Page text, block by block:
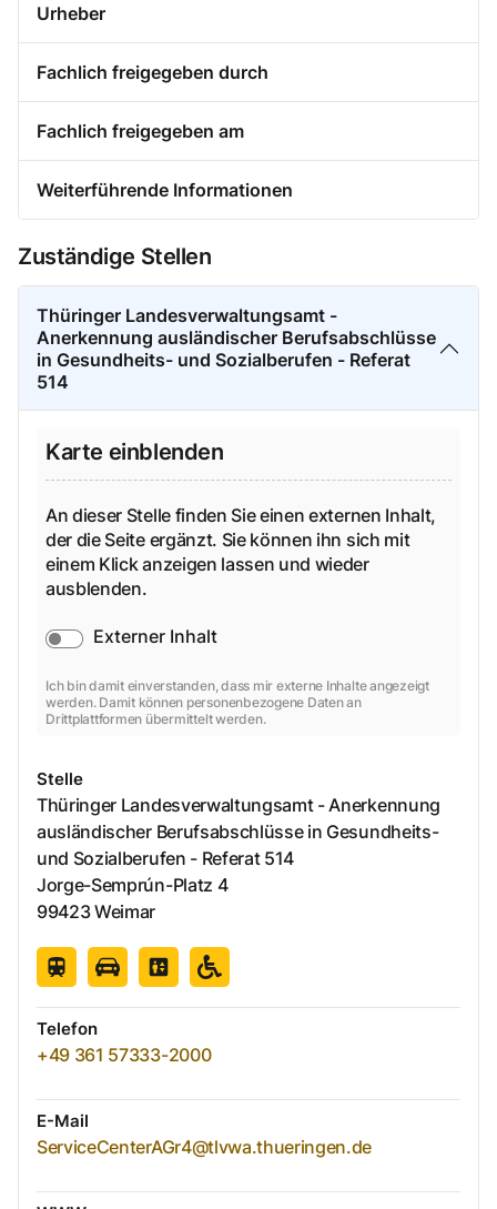
Urheber
Fachlich freigegeben durch
Fachlich freigegeben am
Weiterführende Informationen
Zuständige Stellen
Thüringer Landesverwaltungsamt -
Anerkennung ausländischer Berufsabschlüsse
in Gesundheits- und Sozialberufen - Referat
514
Karte einblenden
An dieser Stelle finden Sie einen externen Inhalt,
der die Seite ergänzt. Sie können ihn sich mit
einem Klick anzeigen lassen und wieder
ausblenden.
Externer Inhalt
Ich bin damit einverstanden, dass mir externe Inhalte angezeigt
werden. Damit können personenbezogene Daten an
Drittplattformen übermittelt werden.
Stelle
Thüringer Landesverwaltungsamt - Anerkennung
ausländischer Berufsabschlüsse in Gesundheits-
und Sozialberufen - Referat 514
Jorge-Semprún-Platz 4
99423Weimar
Telefon
+49 361 57333-2000
E-Mail
ServiceCenterAGr4@tlvwa.thueringen.de